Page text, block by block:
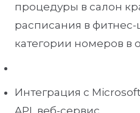
процедуры в салон
расписания в
категории номеров в
Интеграция с
API, веб-сервис